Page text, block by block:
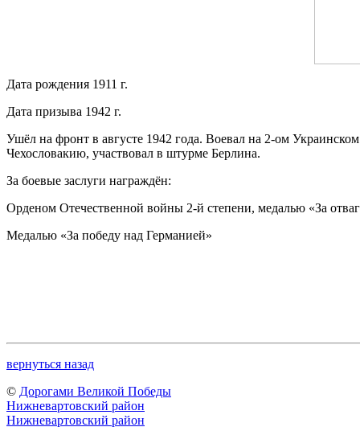
Дата рождения 1911 г.
Дата призыва 1942 г.
Ушёл на фронт в августе 1942 года. Воевал на 2-ом
Чехословакию, участвовал в штурме Берлина.
За боевые заслуги награждён:
Орденом Отечественной войны 2-й степени, медалью «За
Медалью «За победу над Германией»
вернуться назад
© Дорогами Великой Победы
Нижневартовский район
Нижневартовский район